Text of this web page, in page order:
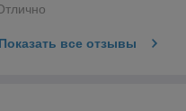
Показать все отзывы